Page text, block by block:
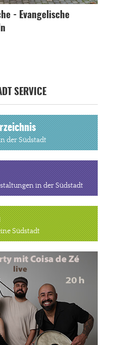
- Evangelische
SERVICE
der Südstadt
in der Südstadt
Südstadt